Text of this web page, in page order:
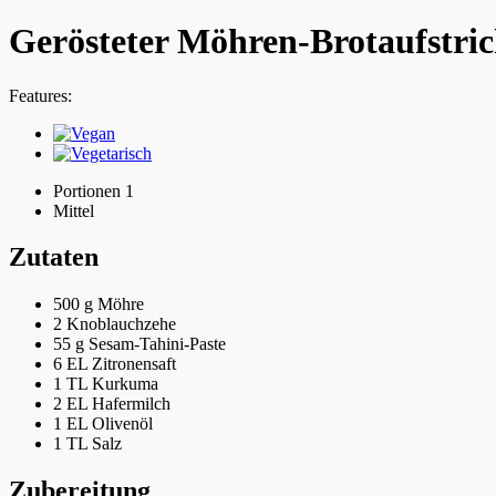
Gerösteter Möhren-
Features:
Portionen 1
Mittel
Zutaten
500 g Möhre
2 Knoblauchzehe
55 g Sesam-Tahini-Paste
6 EL Zitronensaft
1 TL Kurkuma
2 EL Hafermilch
1 EL Olivenöl
1 TL Salz